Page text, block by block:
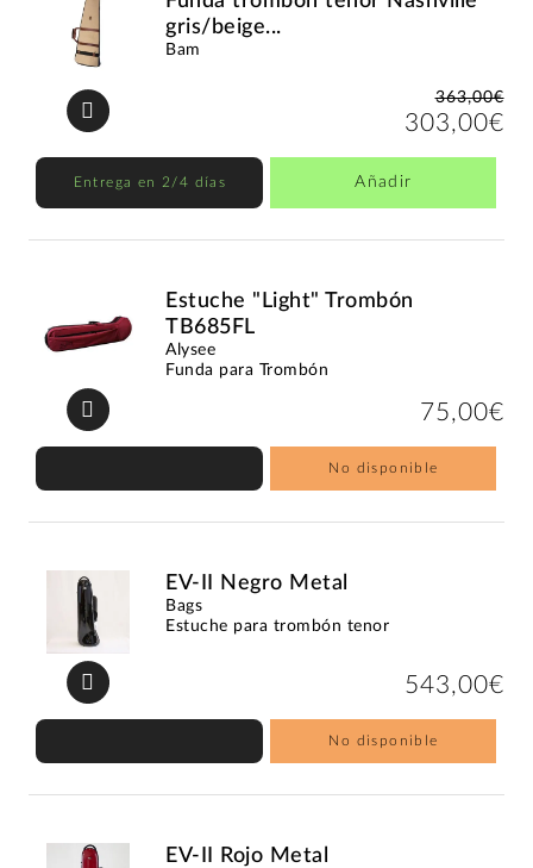
gris/beige...
Bam
363,00€
303,00€
Entrega en 2/4 días Añadir
Estuche "Light" Trombón
TB685FL
Alysee
Funda para Trombón
75,00€
No disponible
EV-II Negro Metal
Bags
Estuche para trombón tenor
543,00€
No disponible
EV-II Rojo Metal